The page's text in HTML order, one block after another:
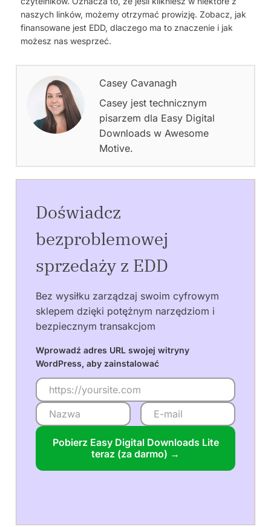
naszych linków, możemy otrzymać prowizję. Zobacz, jak
finansowane jest EDD, dlaczego ma to znaczenie i jak
możesz nas wesprzeć.
Casey Cavanagh
Casey jest technicznym
pisarzem dla Easy Digital
Downloads w Awesome
Motive.
Doświadcz
bezproblemowej
sprzedaży z EDD
Bez wysiłku zarządzaj swoim cyfrowym
sklepem dzięki potężnym narzędziom i
bezpiecznym transakcjom
Wprowadź adres URL swojej witryny
WordPress, aby zainstalować
Pobierz Easy Digital Downloads Lite
teraz (za darmo) →